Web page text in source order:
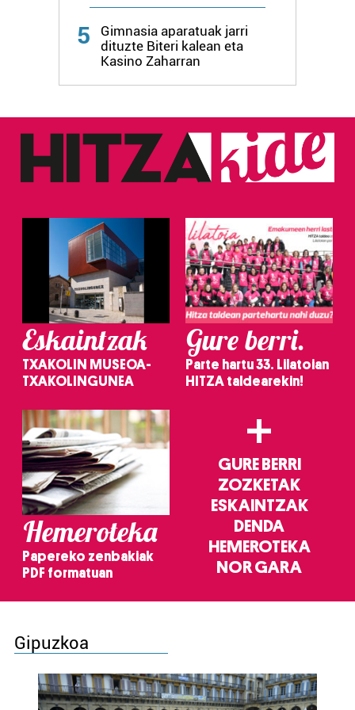
Webgune honek cookie propioak eta hirugarrenen cookie-
fitxategiak erabiltzen ditu. Zure esperientzia eta
zerbitzuak hobetzeko asmoz, cookie teknologiaz
baliatzen gara. Ohar hau onartuz gero, teknologia hori
erabiltzeko baimen esplizitua ematen diguzu.Gehiago
5
Gimnasia aparatuak jarri
dituzte Biteri kalean eta
Kasino Zaharran
Eskaintzak
TXAKOLIN MUSEOA-
TXAKOLINGUNEA
Gure berri.
Parte hartu 33. Lilatoian
HITZA taldearekin!
Hemeroteka
Papereko zenbakiak
PDF formatuan
+
GURE BERRI
ZOZKETAK
ESKAINTZAK
DENDA
HEMEROTEKA
NOR GARA
Gipuzkoa